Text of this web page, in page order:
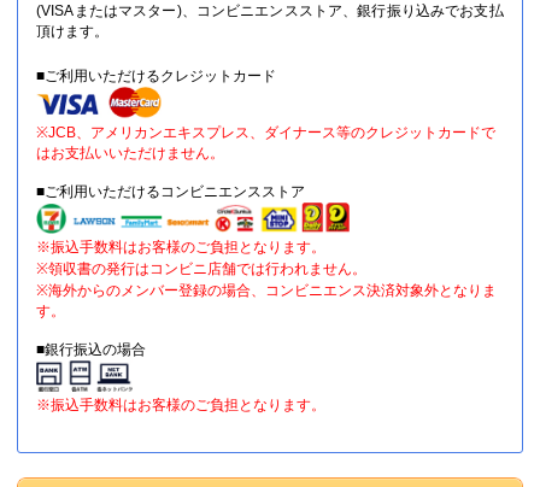
(VISAまたはマスター)、コンビニエンスストア、銀行振り込みでお支払
頂けます。
■ご利用いただけるクレジットカード
※JCB、アメリカンエキスプレス、ダイナース等のクレジットカードで
はお支払いいただけません。
■ご利用いただけるコンビニエンスストア
※振込手数料はお客様のご負担となります。
※領収書の発行はコンビニ店舗では行われません。
※海外からのメンバー登録の場合、コンビニエンス決済対象外となりま
す。
■銀行振込の場合
※振込手数料はお客様のご負担となります。